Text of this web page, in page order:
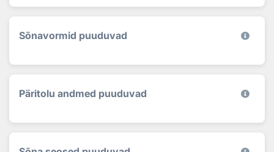
Sõnavormid puuduvad
Päritolu andmed puuduvad